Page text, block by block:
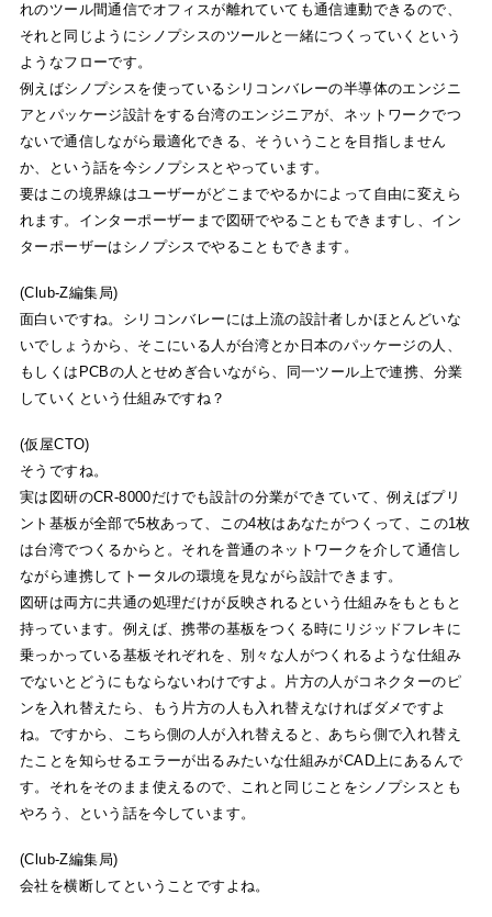
れのツール間通信でオフィスが離れていても通信連動できるので、
それと同じようにシノプシスのツールと一緒につくっていくという
ようなフローです。
例えばシノプシスを使っているシリコンバレーの半導体のエンジニ
アとパッケージ設計をする台湾のエンジニアが、ネットワークでつ
ないで通信しながら最適化できる、そういうことを目指しません
か、という話を今シノプシスとやっています。
要はこの境界線はユーザーがどこまでやるかによって自由に変えら
れます。インターポーザーまで図研でやることもできますし、イン
ターポーザーはシノプシスでやることもできます。
(Club-Z編集局)
面白いですね。シリコンバレーには上流の設計者しかほとんどいな
いでしょうから、そこにいる人が台湾とか日本のパッケージの人、
もしくはPCBの人とせめぎ合いながら、同一ツール上で連携、分業
していくという仕組みですね？
(仮屋CTO)
そうですね。
実は図研のCR-8000だけでも設計の分業ができていて、例えばプリ
ント基板が全部で5枚あって、この4枚はあなたがつくって、この1枚
は台湾でつくるからと。それを普通のネットワークを介して通信し
ながら連携してトータルの環境を見ながら設計できます。
図研は両方に共通の処理だけが反映されるという仕組みをもともと
持っています。例えば、携帯の基板をつくる時にリジッドフレキに
乗っかっている基板それぞれを、別々な人がつくれるような仕組み
でないとどうにもならないわけですよ。片方の人がコネクターのピ
ンを入れ替えたら、もう片方の人も入れ替えなければダメですよ
ね。ですから、こちら側の人が入れ替えると、あちら側で入れ替え
たことを知らせるエラーが出るみたいな仕組みがCAD上にあるんで
す。それをそのまま使えるので、これと同じことをシノプシスとも
やろう、という話を今しています。
(Club-Z編集局)
会社を横断してということですよね。